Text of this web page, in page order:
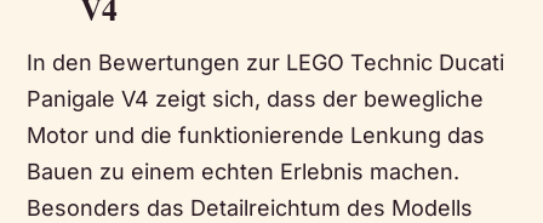
In den Bewertungen zur LEGO Technic Ducati
Panigale V4 zeigt sich, dass der bewegliche
Motor und die funktionierende Lenkung das
Bauen zu einem echten Erlebnis machen.
Besonders das Detailreichtum des Modells